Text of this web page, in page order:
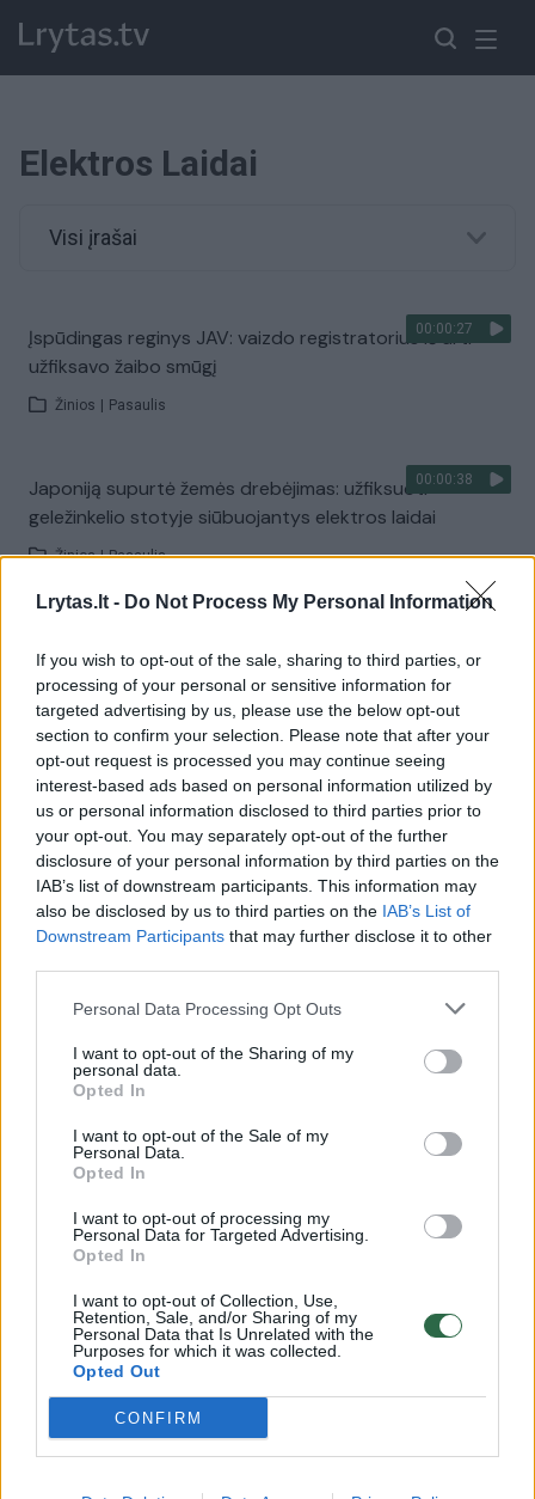
Lrytas.lt - Do Not Process My Personal Information
If you wish to opt-out of the sale, sharing to third parties, or
processing of your personal or sensitive information for
targeted advertising by us, please use the below opt-out
section to confirm your selection. Please note that after your
opt-out request is processed you may continue seeing
interest-based ads based on personal information utilized by
us or personal information disclosed to third parties prior to
your opt-out. You may separately opt-out of the further
disclosure of your personal information by third parties on the
IAB’s list of downstream participants. This information may
also be disclosed by us to third parties on the IAB’s List of
Downstream Participants that may further disclose it to other
Personal Data Processing Opt Outs
I want to opt-out of the Sharing of my
personal data.
Opted In
I want to opt-out of the Sale of my
Personal Data.
Opted In
I want to opt-out of processing my
Personal Data for Targeted Advertising.
Opted In
I want to opt-out of Collection, Use,
Retention, Sale, and/or Sharing of my
Personal Data that Is Unrelated with the
Purposes for which it was collected.
Opted Out
CONFIRM
Elektros Laidai
Visi įrašai
00:00:27
Įspūdingas reginys JAV: vaizdo registratorius iš arti
užfiksavo žaibo smūgį
Žinios Pasaulis
00:00:38
Japoniją supurtė žemės drebėjimas: užfiksuoti
geležinkelio stotyje siūbuojantys elektros laidai
Žinios | Pasaulis
medikas: abu buvo išvežti į ligoninę
Žinios Lietuvos diena
00:00:42
Dramatiškas vaizdas užgniaužia kvapą: kelionė vos
nesibaigė tragedija
Žinios | Pasaulis
Kaune išgąsdintos baidarininkų žuvo dešimtys gulbių
Nepasisekė: parasparnio pilotas kliudo elektros laidus
Žinios | Pramogos
Drama Šilalėje: pakistanietis siekia dukrą išvežti į
Olandiją
Žinios | Lietuvos diena
Pastatai po elektros laidais gali atnešti mirtį
Žinios | Verslas